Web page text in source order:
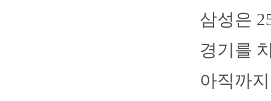
삼성은
경기를
아직까